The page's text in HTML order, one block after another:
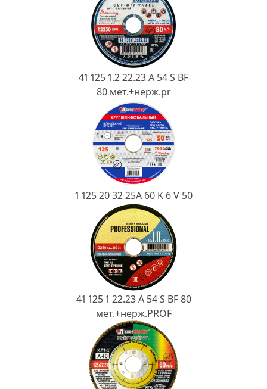
Огнеупорная SiC смесь
41 125 1.2 22.23 A 54 S BF
80 мет.+нерж.pr
1 125 20 32 25А 60 K 6 V 50
41 125 1 22.23 A 54 S BF 80
мет.+нерж.PROF